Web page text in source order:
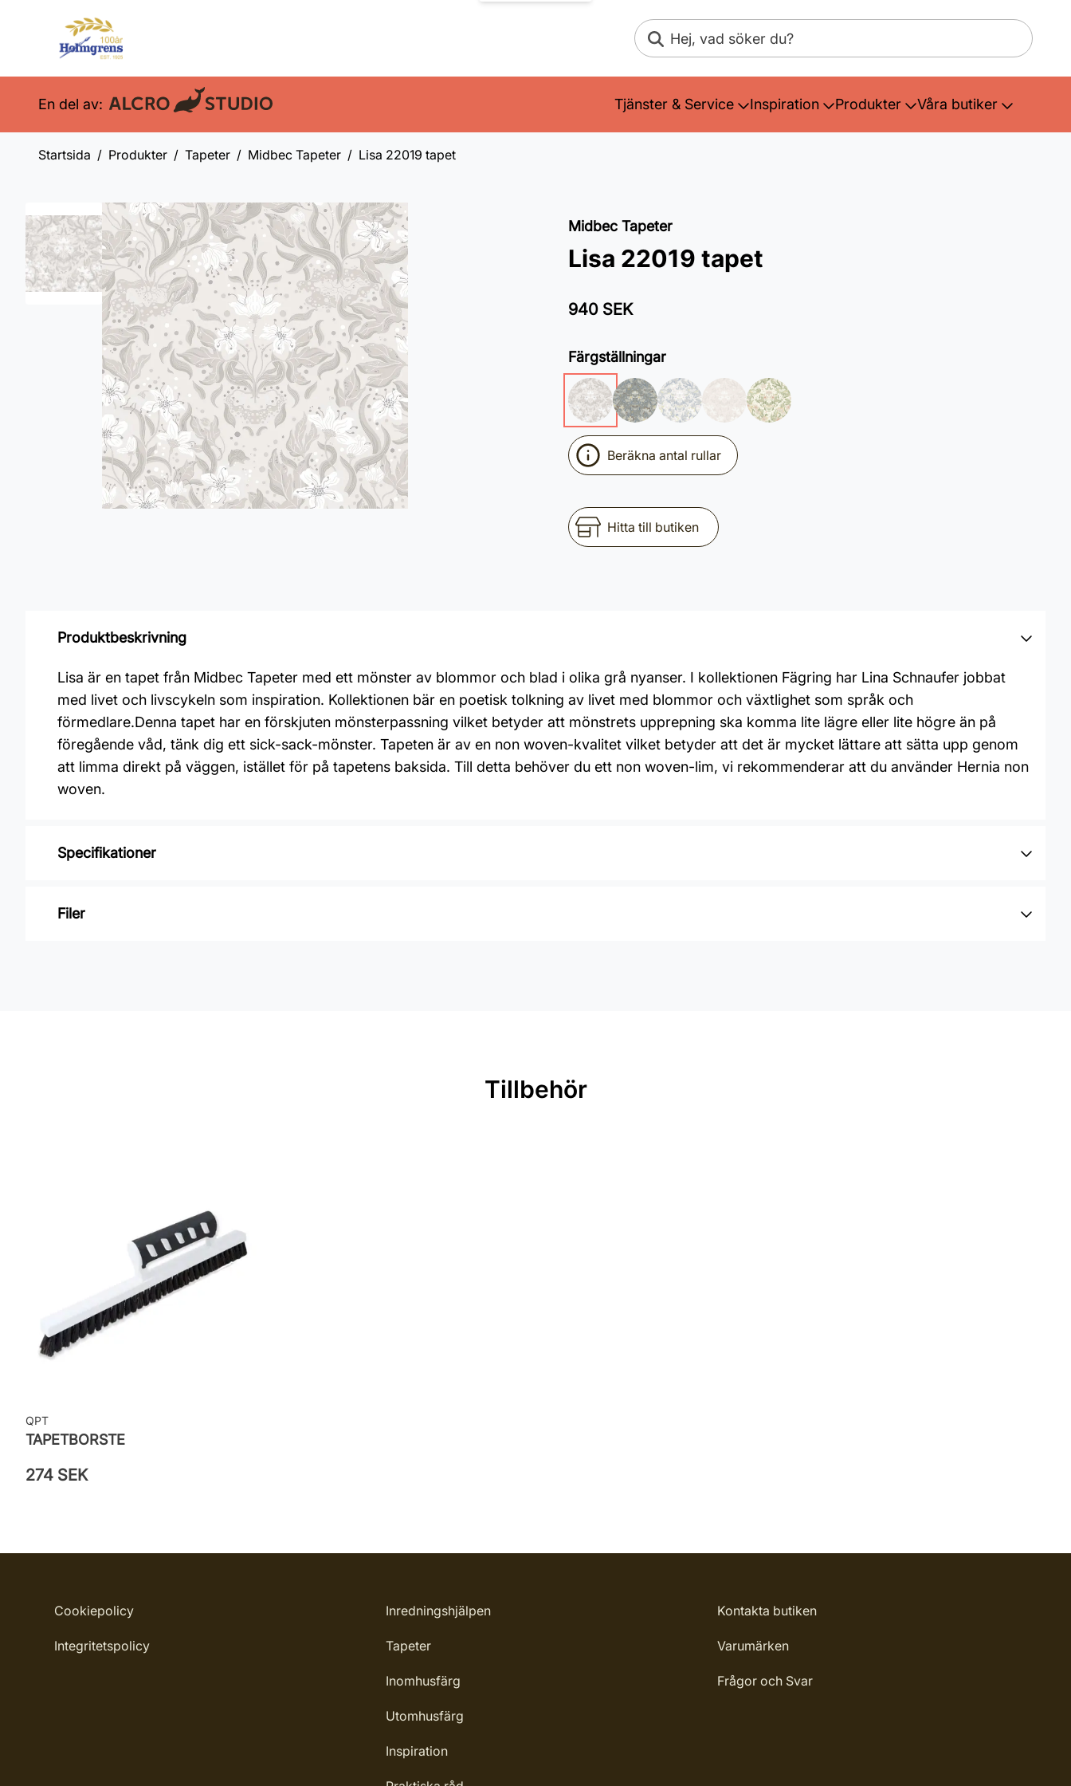
Sök
En del av: Tjänster & Service Inspiration Produkter Våra butiker
Startsida Produkter Tapeter Midbec Tapeter Lisa 22019 tapet
Midbec Tapeter
Lisa 22019 tapet
940 SEK
Färgställningar
Beräkna antal rullar
Hitta till butiken
Produktbeskrivning
Lisa är en tapet från Midbec Tapeter med ett mönster av blommor och blad i olika grå nyanser. I kollektionen Fägring har Lina Schnaufer jobbat
med livet och livscykeln som inspiration. Kollektionen bär en poetisk tolkning av livet med blommor och växtlighet som språk och
förmedlare.Denna tapet har en förskjuten mönsterpassning vilket betyder att mönstrets upprepning ska komma lite lägre eller lite högre än på
föregående våd, tänk dig ett sick-sack-mönster. Tapeten är av en non woven-kvalitet vilket betyder att det är mycket lättare att sätta upp genom
att limma direkt på väggen, istället för på tapetens baksida. Till detta behöver du ett non woven-lim, vi rekommenderar att du använder Hernia non
woven.
Specifikationer
Varumärke: Midbec Tapeter
Leverantörens artikelnummer: 22019
Filer
Tillbehör
QPT
TAPETBORSTE
274 SEK
Cookiepolicy
Integritetspolicy
Inredningshjälpen
Tapeter
Inomhusfärg
Utomhusfärg
Inspiration
Kontakta butiken
Varumärken
Frågor och Svar